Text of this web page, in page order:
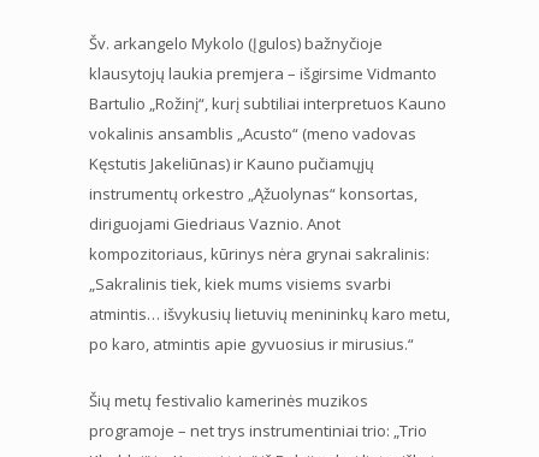
Šv. arkangelo Mykolo (Įgulos) bažnyčioje
klausytojų laukia premjera – išgirsime Vidmanto
Bartulio „Rožinį“, kurį subtiliai interpretuos Kauno
vokalinis ansamblis „Acusto“ (meno vadovas
Kęstutis Jakeliūnas) ir Kauno pučiamųjų
instrumentų orkestro „Ąžuolynas“ konsortas,
diriguojami Giedriaus Vaznio. Anot
kompozitoriaus, kūrinys nėra grynai sakralinis:
„Sakralinis tiek, kiek mums visiems svarbi
atmintis… išvykusių lietuvių menininkų karo metu,
po karo, atmintis apie gyvuosius ir mirusius.“
Šių metų festivalio kamerinės muzikos
programoje – net trys instrumentiniai trio: „Trio